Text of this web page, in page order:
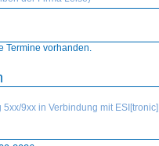
Termine vorhanden.
5xx/9xx in Verbindung mit ESI[tronic]